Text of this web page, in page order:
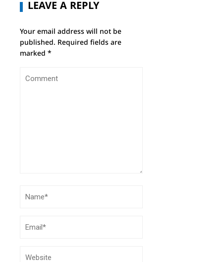
LEAVE A REPLY
Your email address will not be
published. Required fields are
marked *